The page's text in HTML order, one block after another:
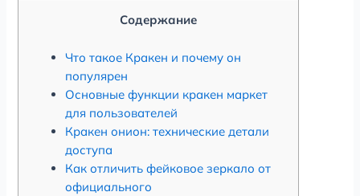
Содержание
Что такое Кракен и почему он
популярен
Основные функции кракен маркет
для пользователей
Кракен онион: технические детали
доступа
Как отличить фейковое зеркало от
официального